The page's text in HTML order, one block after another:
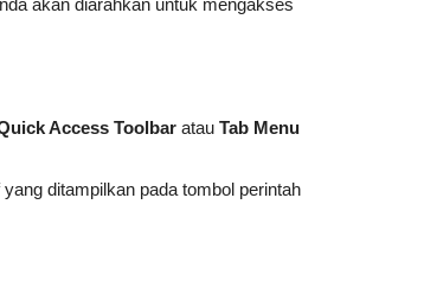
akan diarahkan untuk mengakses
Access Toolbar atau Tab Menu
ditampilkan pada tombol perintah